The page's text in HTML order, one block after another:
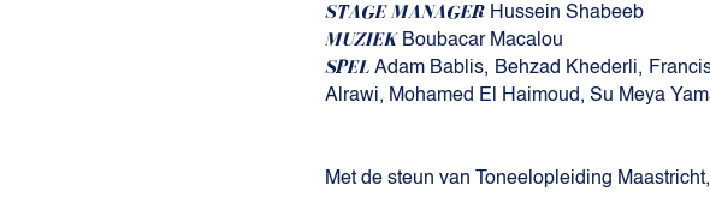
STAGE MANAGER Hussein Shabeeb
MUZIEK Boubacar Macalou
SPEL Adam Bablis, Behzad Khederli,
Alrawi, Mohamed El Haimoud, Su Meya
Met de steun van Toneelopleiding